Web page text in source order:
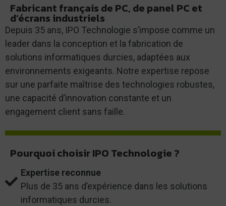
Fabricant français de PC, de panel PC et
d’écrans industriels
Depuis 35 ans, IPO Technologie s’impose comme un
leader dans la conception et la fabrication de
solutions informatiques durcies, adaptées aux
environnements exigeants. Notre expertise repose
sur une parfaite maîtrise des technologies robustes,
une capacité d’innovation constante et un
engagement client sans faille.
Pourquoi choisir IPO Technologie ?
Expertise reconnue
Plus de 35 ans d’expérience dans les solutions
informatiques durcies.